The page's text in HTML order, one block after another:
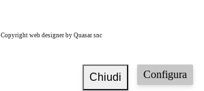
Copyright web designer by Quasar snc
Chiudi Configura